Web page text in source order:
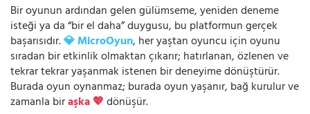
Bir oyunun ardından gelen gülümseme, yeniden deneme
isteği ya da “bir el daha” duygusu, bu platformun gerçek
başarısıdır.💎 MicroOyun, her yaştan oyuncu için oyunu
sıradan bir etkinlik olmaktan çıkarır; hatırlanan, özlenen ve
tekrar tekrar yaşanmak istenen bir deneyime dönüştürür.
Burada oyun oynanmaz; burada oyun yaşanır, bağ kurulur ve
zamanla biraşka 💖dönüşür.